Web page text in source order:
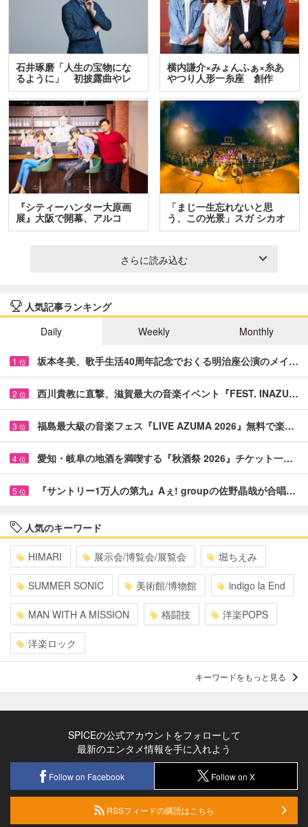
石井琢磨「人生の宝物にな
るように」 初披露曲やレ
ア…
横内謙介×みょんふぁ×糸あ
やつり人形一糸座 創作
人…
『シティーハンター大原画
展』大阪で開幕、アルコ
＆…
「まじ一生忘れないと思
う、この光景」スガ シカオ
と…
さらに読み込む
人気記事ランキング
Daily
Weekly Monthly
1 位 坂本冬美、歌手生活40周年記念でおくる明治座公演のメイ…
2 位 西川貴教に直撃、滋賀最大の音楽イベント『FEST. INAZU…
3 位 福島最大級の音楽フェス『LIVE AZUMA 2026』無料で楽…
4 位 愛知・岐阜の地酒を満喫する『秋酒祭 2026』チケット一…
5 位 『サントリー1万人の第九』Aぇ! groupの佐野晶哉が合唱…
人気のキーワード
HIMARI 展示会/博覧会/展覧会 堀ちえみ
SUMMER SONIC 美術館/博物館 indigo la End
MAN WITH A MISSION 格闘技 洋楽POPS
洋楽ロック
キーワードをもっと見る
SPICEの公式アカウントをフォローして
最新のエンタメ情報を手に入れよう
Follow on Facebook Follow on X
RSSフィードの購読はこちら